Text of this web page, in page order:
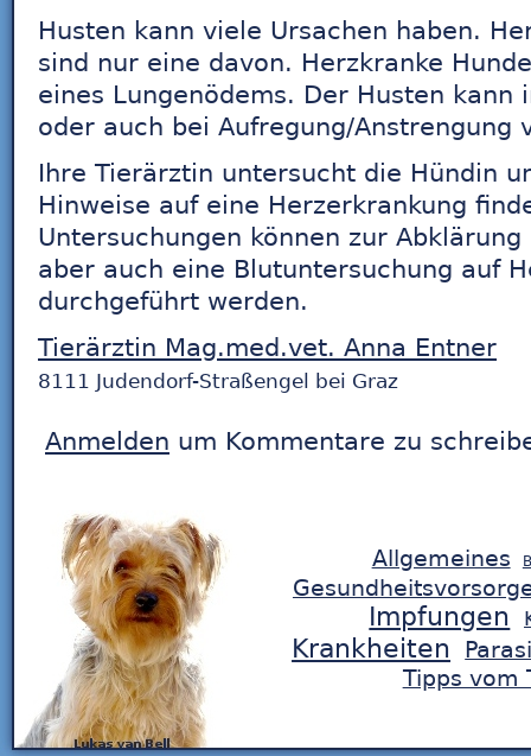
Husten kann viele Ursachen haben.
sind nur eine davon. Herzkranke
eines Lungenödems. Der Husten kann
oder auch bei Aufregung/Anstrengung
Ihre Tierärztin untersucht die Hündin
Hinweise auf eine Herzerkrankung
Untersuchungen können zur
aber auch eine Blutuntersuchung auf
durchgeführt werden.
Tierärztin Mag.med.vet. Anna Entner
8111 Judendorf-Straßengel bei Graz
Anmelden um Kommentare zu
Allgemeines
Impfungen
Krankheiten
Tipps vom